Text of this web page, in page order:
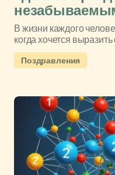
В жизни каждого
когда хочется
Поздравления